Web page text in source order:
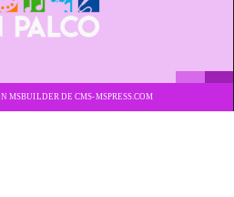
MSBUILDER DE CMS-MSPRESS.COM